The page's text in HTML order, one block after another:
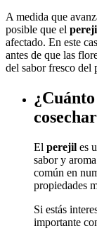
A medida que
posible que el
afectado. En este
antes de que las
del sabor fresco del
El perejil es
sabor y
común en
propiedades
Si estás
importante